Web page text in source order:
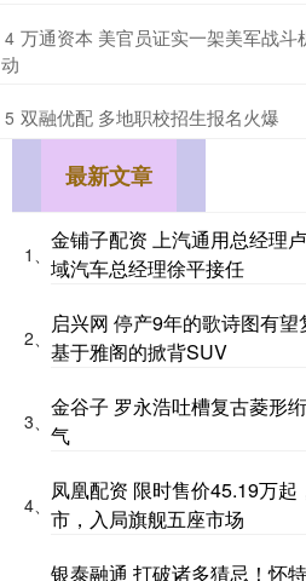
4 万通资本 美官员证实一架美军战
动
5 ​双融优配 多地职校招生报名火爆
最新文章
1、
金铺子配资 上汽通用总经理
域汽车总经理徐平接任
2、
启兴网 停产9年的歌诗图有
基于雅阁的掀背SUV
3、
金谷子 罗永浩吐槽复古菱形
气
4、
凤凰配资 限时售价45.19万
市，入局旗舰五座市场
银泰融通 打破诸多猜忌！怀